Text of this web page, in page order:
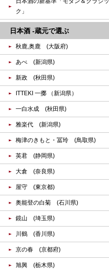
ク」
日本酒 -蔵元で選ぶ
秋鹿,奥鹿 (大阪府)
あべ (新潟県)
新政 (秋田県)
ITTEKI 一擲 （新潟県）
一白水成 (秋田県)
雅楽代 (新潟県)
梅津のきもと・冨玲 (鳥取県)
英君 (静岡県)
大倉 (奈良県)
屋守 (東京都)
奥能登の白菊 (石川県)
鏡山 (埼玉県)
川鶴 (香川県)
京の春 (京都府)
旭興 (栃木県)